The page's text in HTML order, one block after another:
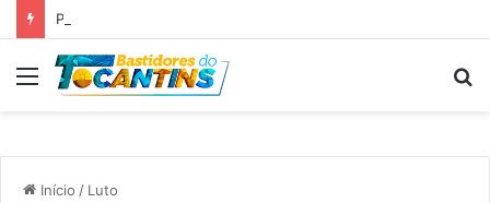
Menu
Início / Luto